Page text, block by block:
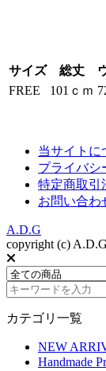
サイズ 総丈
FREE
101ｃｍ
当サイトに
プライバシ
特定商取引
お問い合わ
A.D.G
copyright (c)
カテゴリ一覧
NEW
Handmade